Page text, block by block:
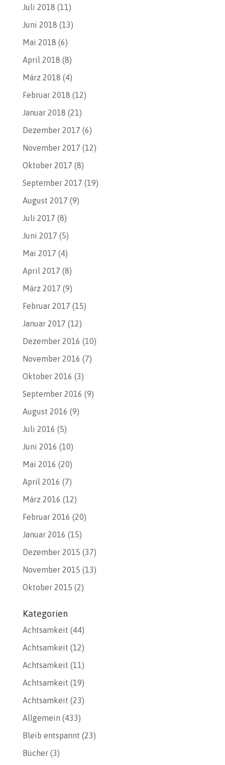
Juli 2018 (11)
Juni 2018 (13)
Mai 2018 (6)
April 2018 (8)
März 2018 (4)
Februar 2018 (12)
Januar 2018 (21)
Dezember 2017 (6)
November 2017 (12)
Oktober 2017 (8)
September 2017 (19)
August 2017 (9)
Juli 2017 (8)
Juni 2017 (5)
Mai 2017 (4)
April 2017 (8)
März 2017 (9)
Februar 2017 (15)
Januar 2017 (12)
Dezember 2016 (10)
November 2016 (7)
Oktober 2016 (3)
September 2016 (9)
August 2016 (9)
Juli 2016 (5)
Juni 2016 (10)
Mai 2016 (20)
April 2016 (7)
März 2016 (12)
Februar 2016 (20)
Januar 2016 (15)
Dezember 2015 (37)
November 2015 (13)
Oktober 2015 (2)
Kategorien
Achtsamkeit (44)
Achtsamkeit (12)
Achtsamkeit (11)
Achtsamkeit (19)
Achtsamkeit (23)
Allgemein (433)
Bleib entspannt (23)
Bücher(3)